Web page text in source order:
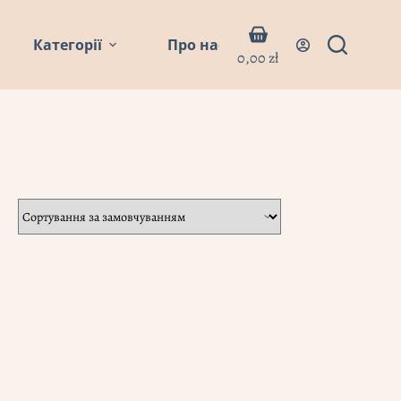
Категорії Про нас Блог Контакти
Кошик
0,00zł